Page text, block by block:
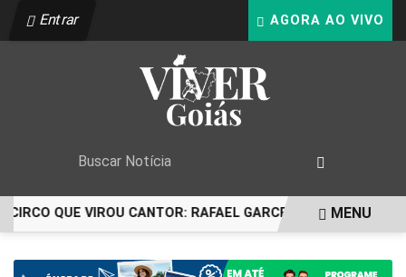
Entrar AGORA AO VIVO
CIRCO QUE VIROU CANTOR: RAFAEL GARCEZ CELEBRA 24
MENU